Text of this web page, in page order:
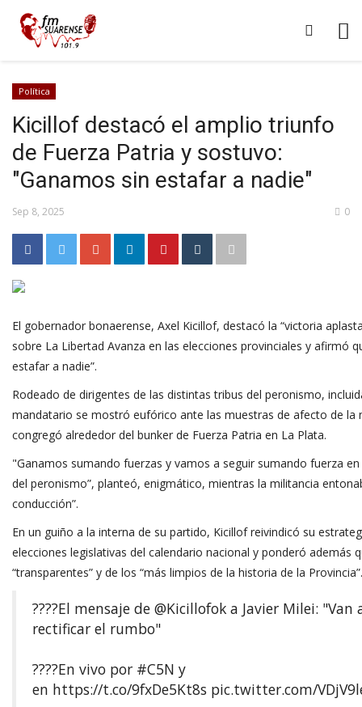
Política
Kicillof destacó el amplio triunfo
de Fuerza Patria y sostuvo:
"Ganamos sin estafar a nadie"
Sep 8, 2025 0
El gobernador bonaerense, Axel Kicillof, destacó la “victoria
sobre La Libertad Avanza en las elecciones provinciales y afirmó
estafar a nadie”.
Rodeado de dirigentes de las distintas tribus del peronismo,
mandatario se mostró eufórico ante las muestras de afecto de la
congregó alrededor del bunker de Fuerza Patria en La Plata.
"Ganamos sumando fuerzas y vamos a seguir sumando fuerza
del peronismo”, planteó, enigmático, mientras la militancia
conducción”.
En un guiño a la interna de su partido, Kicillof reivindicó su
elecciones legislativas del calendario nacional y ponderó además
“transparentes” y de los “más limpios de la historia de la Provincia”.
????️El mensaje de @Kicillofok a Javier Milei: "Van
rectificar el rumbo"
????En vivo por #C5N y
en https://t.co/9fxDe5Kt8s pic.twitter.com/